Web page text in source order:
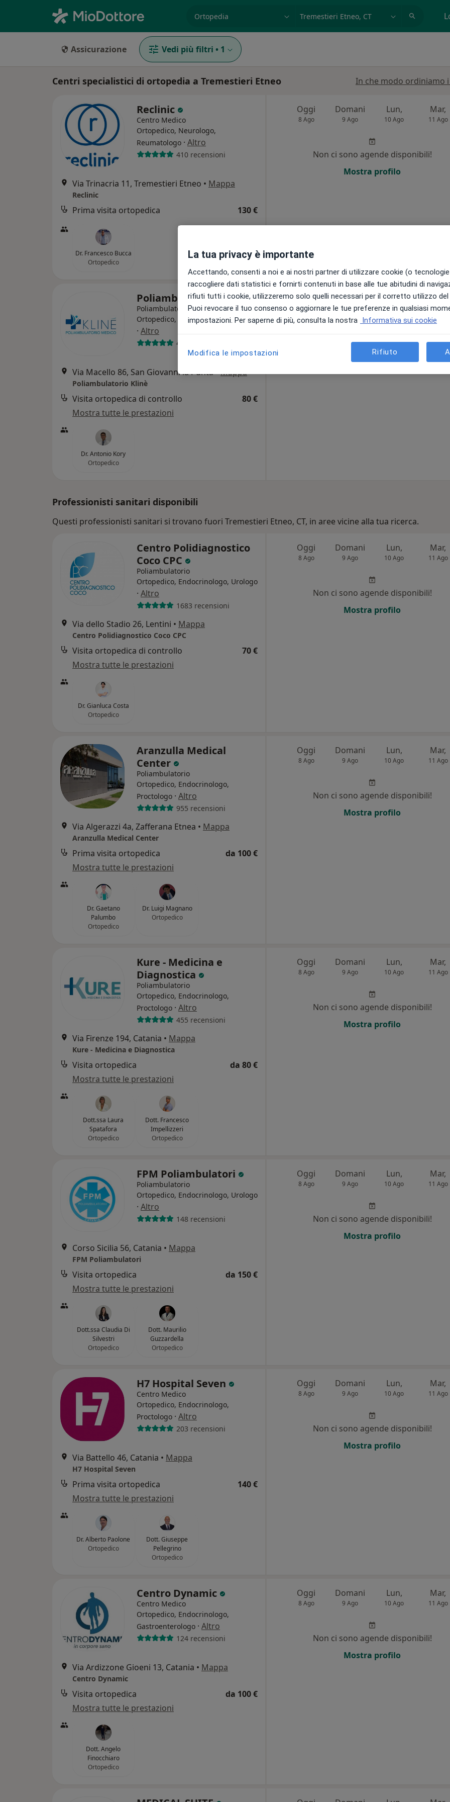
Assicurazione Vedi più filtri • 1
Centri specialistici di ortopedia a Tremestieri Etneo In che modo ordiniamo
Reclinic
Centro Medico
Ortopedico, Neurologo,
Reumatologo · Altro
410 recensioni
Via Trinacria 11, Tremestieri Etneo • Mappa
Reclinic
Prima visita ortopedica 130 €
Dr. Francesco Bucca
Ortopedico
Oggi
8 Ago
Domani
9 Ago
Lun,
10 Ago
Mar,
11 Ago
Non ci sono agende disponibili!
Mostra profilo
Poliambulatorio Klinè
Poliambulatorio
Ortopedico, Endocrinologo, Urologo
· Altro
4094 recensioni
Via Macello 86, San Giovanni la Punta•Mappa
Poliambulatorio Klinè
Visita ortopedica di controllo
80 €
Mostra tutte le prestazioni
Dr. Antonio Kory
Ortopedico
Oggi
8 Ago
Domani
9 Ago
Lun,
10 Ago
Mar,
11 Ago
Non ci sono agende disponibili!
Mostra profilo
Professionisti sanitari disponibili
Questi professionisti sanitari si trovano fuori Tremestieri Etneo, CT, in aree vicine alla tua ricerca.
Centro Polidiagnostico
Coco CPC
Poliambulatorio
Ortopedico, Endocrinologo, Urologo
· Altro
1683 recensioni
Via dello Stadio 26, Lentini • Mappa
Centro Polidiagnostico Coco CPC
Visita ortopedica di controllo
70 €
Mostra tutte le prestazioni
Dr. Gianluca Costa
Ortopedico
Oggi
8 Ago
Domani
9 Ago
Lun,
10 Ago
Mar,
11 Ago
Non ci sono agende disponibili!
Mostra profilo
Aranzulla Medical
Center
Poliambulatorio
Ortopedico, Endocrinologo,
Proctologo · Altro
955 recensioni
Via Algerazzi 4a, Zafferana Etnea • Mappa
Aranzulla Medical Center
Prima visita ortopedica
da 100 €
Mostra tutte le prestazioni
Dr. Gaetano
Palumbo
Ortopedico
Dr. Luigi Magnano
Ortopedico
Oggi
8 Ago
Domani
9 Ago
Lun,
10 Ago
Mar,
11 Ago
Non ci sono agende disponibili!
Mostra profilo
Kure - Medicina e
Diagnostica
Poliambulatorio
Ortopedico, Endocrinologo,
Proctologo · Altro
455 recensioni
Via Firenze 194, Catania • Mappa
Kure - Medicina e Diagnostica
Visita ortopedica
da 80 €
Mostra tutte le prestazioni
Dott.ssa Laura
Spatafora
Ortopedico
Dott. Francesco
Impellizzeri
Ortopedico
Oggi
8 Ago
Domani
9 Ago
Lun,
10 Ago
Mar,
11 Ago
Non ci sono agende disponibili!
Mostra profilo
FPM Poliambulatori
Poliambulatorio
Ortopedico, Endocrinologo, Urologo
· Altro
148 recensioni
Corso Sicilia 56, Catania • Mappa
FPM Poliambulatori
Visita ortopedica
da 150 €
Mostra tutte le prestazioni
Dott.ssa Claudia Di
Silvestri
Ortopedico
Dott. Maurilio
Guzzardella
Ortopedico
Oggi
8 Ago
Domani
9 Ago
Lun,
10 Ago
Mar,
11 Ago
Non ci sono agende disponibili!
Mostra profilo
H7 Hospital Seven
Centro Medico
Ortopedico, Endocrinologo,
Proctologo · Altro
203 recensioni
Via Battello 46, Catania • Mappa
H7 Hospital Seven
Prima visita ortopedica
140 €
Mostra tutte le prestazioni
Dr. Alberto Paolone
Ortopedico
Dott. Giuseppe
Pellegrino
Ortopedico
Oggi
8 Ago
Domani
9 Ago
Lun,
10 Ago
Mar,
11 Ago
Non ci sono agende disponibili!
Mostra profilo
Centro Dynamic
Centro Medico
Ortopedico, Endocrinologo,
Gastroenterologo · Altro
124 recensioni
Via Ardizzone Gioeni 13, Catania • Mappa
Centro Dynamic
Visita ortopedica
da 100 €
Mostra tutte le prestazioni
Dott. Angelo
Finocchiaro
Ortopedico
Oggi
8 Ago
Domani
9 Ago
Lun,
10 Ago
Mar,
11 Ago
Non ci sono agende disponibili!
Mostra profilo
La tua privacy è importante
Accettando, consenti a noi e ai nostri partner di utilizzare cookie (o
raccogliere dati statistici e fornirti contenuti in base alle tue abitudini di
rifiuti tutti i cookie, utilizzeremo solo quelli necessari per il corretto utilizzo
Puoi revocare il tuo consenso o aggiornare le tue preferenze in qualsiasi
impostazioni. Per saperne di più, consulta la nostra Informativa sui cookie
Modifica le impostazioni Rifiuto